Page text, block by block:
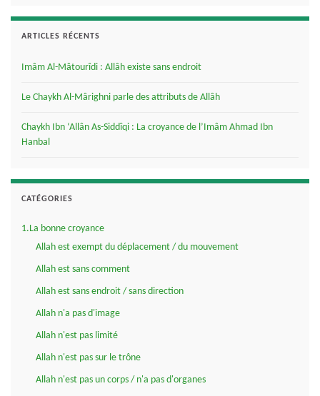
ARTICLES RÉCENTS
Imâm Al-Mâtourîdi : Allâh existe sans endroit
Le Chaykh Al-Mârighni parle des attributs de Allâh
Chaykh Ibn ‘Allân As-Siddîqi : La croyance de l’Imâm Ahmad Ibn
Hanbal
CATÉGORIES
1.La bonne croyance
Allah est exempt du déplacement / du mouvement
Allah est sans comment
Allah est sans endroit / sans direction
Allah n'a pas d'image
Allah n'est pas limité
Allah n'est pas sur le trône
Allah n'est pas un corps / n'a pas d'organes